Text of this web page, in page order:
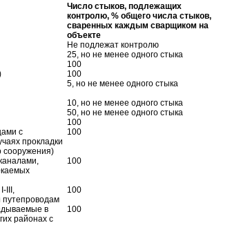
Число стыков, подлежащих
контролю, % общего числа стыков,
сваренных каждым сварщиком на
объекте
Не подлежат контролю
25, но не менее одного стыка
100
100
5, но не менее одного стыка
10, но не менее одного стыка
50, но не менее одного стыка
100
с
прокладки
сооружения)
100
100
III,
путепроводам
100
в
районах с
100